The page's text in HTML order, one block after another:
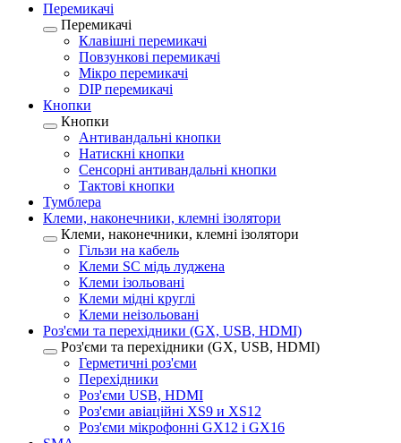
Перемикачі
Перемикачі
Клавішні перемикачі
Повзункові перемикачі
Мікро перемикачі
DIP перемикачі
Кнопки
Кнопки
Антивандальні кнопки
Натискні кнопки
Сенсорні антивандальні кнопки
Тактові кнопки
Тумблера
Клеми, наконечники, клемні ізолятори
Клеми, наконечники, клемні ізолятори
Гільзи на кабель
Клеми SC мідь луджена
Клеми ізольовані
Клеми мідні круглі
Клеми неізольовані
Роз'єми та перехідники (GX, USB, HDMI)
Роз'єми та перехідники (GX, USB, HDMI)
Герметичні роз'єми
Перехідники
Роз'єми USB, HDMI
Роз'єми авіаційні XS9 и XS12
Роз'єми мікрофонні GX12 і GX16